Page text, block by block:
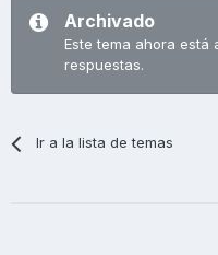
Archivado
Este tema ahora
respuestas.
Ir a la lista de temas